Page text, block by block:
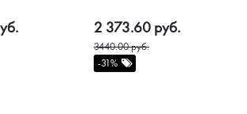
2 373.60 руб.
3440.00 руб.
-31%